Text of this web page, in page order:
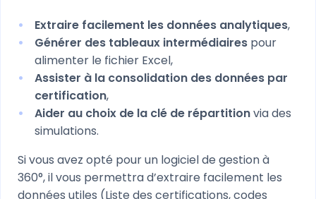
Extraire facilement les données analytiques,
Générer des tableaux intermédiaires pour
alimenter le fichier Excel,
Assister à la consolidation des données par
certification,
Aider au choix de la clé de répartitionvia des
simulations.
Si vous avez opté pour un logiciel de gestion à
360°, il vous permettra d’extraire facilement les
données utiles (Liste des certifications, codes